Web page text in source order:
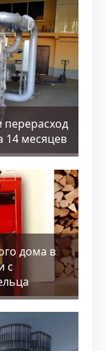
14 месяцев
дома в
с